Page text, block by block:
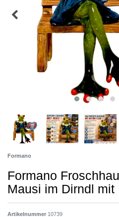
Formano
Formano
Mausi im Dirndl
Artikelnummer 10739